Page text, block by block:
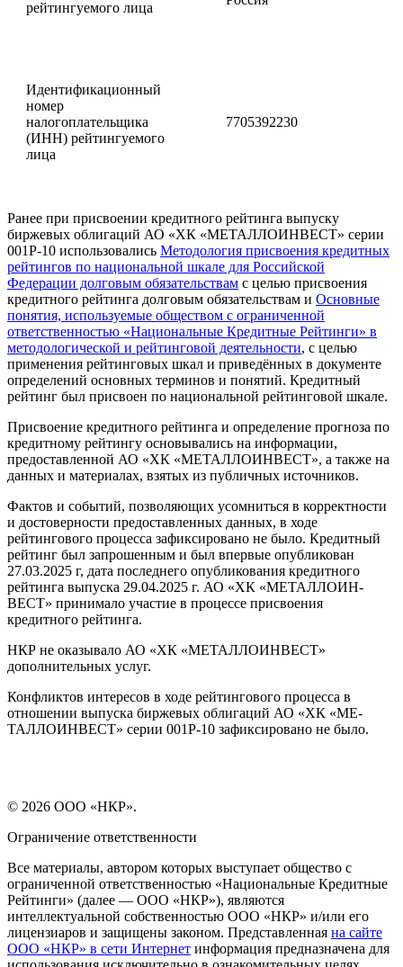
рейтингуемого лица
Идентификационный
номер
налогоплательщика
(ИНН) рейтингуемого
лица
7705392230
Ранее при присвоении кредитного рейтинга выпуску
биржевых облигаций АО «ХК «МЕТАЛЛОИНВЕСТ» серии
001Р-10 использовались Методология присвоения кредитных
рейтингов по национальной шкале для Российской
Федерации долговым обязательствам с целью присвоения
кредитного рейтинга долговым обязательствам и Основные
понятия, используемые обществом с ограниченной
ответственностью «Национальные Кредитные Рейтинги» в
методологической и рейтинговой деятельности, с целью
применения рейтинговых шкал и приведённых в документе
определений основных терминов и понятий. Кредитный
рейтинг был присвоен по национальной рейтинговой шкале.
Присвоение кредитного рейтинга и определение прогноза по
кредитному рейтингу основывались на информации,
предоставленной АО «ХК «МЕТАЛЛОИНВЕСТ», а также на
данных и материалах, взятых из публичных источников.
Фактов и событий, позволяющих усомниться в корректности
и достоверности предоставленных данных, в ходе
рейтингового процесса зафиксировано не было. Кредитный
рейтинг был запрошенным и был впервые опубликован
27.03.2025 г, дата последнего опубликования кредитного
рейтинга выпуска 29.04.2025 г. АО «ХК «МЕТАЛЛОИН-
ВЕСТ» принимало участие в процессе присвоения
кредитного рейтинга.
НКР не оказывало АО «ХК «МЕТАЛЛОИНВЕСТ»
дополнительных услуг.
Конфликтов интересов в ходе рейтингового процесса в
отношении выпуска биржевых облигаций АО «ХК «МЕ-
ТАЛЛОИНВЕСТ» серии 001Р-10 зафиксировано не было.
© 2026 ООО «НКР».
Ограничение ответственности
Все материалы, автором которых выступает общество с
ограниченной ответственностью «Национальные Кредитные
Рейтинги» (далее — ООО «НКР»), являются
интеллектуальной собственностью ООО «НКР» и/или его
лицензиаров и защищены законом. Представленная на сайте
ООО «НКР» в сети Интернет информация предназначена для